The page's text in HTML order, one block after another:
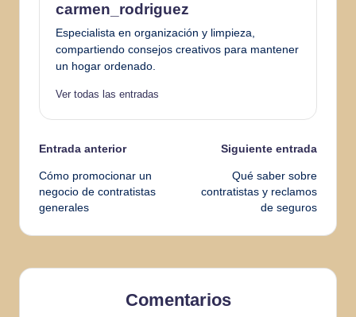
carmen_rodriguez
Especialista en organización y limpieza,
compartiendo consejos creativos para mantener
un hogar ordenado.
Ver todas las entradas
Navegación
de
entradas
Entrada anterior
Cómo promocionar un
negocio de contratistas
generales
Siguiente entrada
Qué saber sobre
contratistas y reclamos
de seguros
Comentarios